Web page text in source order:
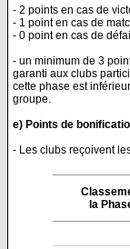
- 2 points en cas de
- 1 point en cas de
- 0 point en cas de
- un minimum de 3
garanti aux clubs
cette phase est
groupe.
e) Points de
- Les clubs reçoivent
la